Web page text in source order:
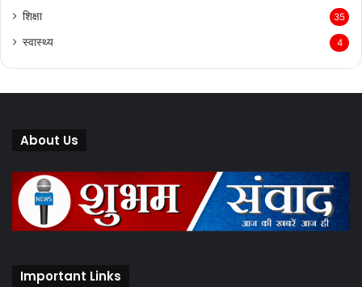
शिक्षा 35
स्वास्थ्य 4
About Us
Important Links